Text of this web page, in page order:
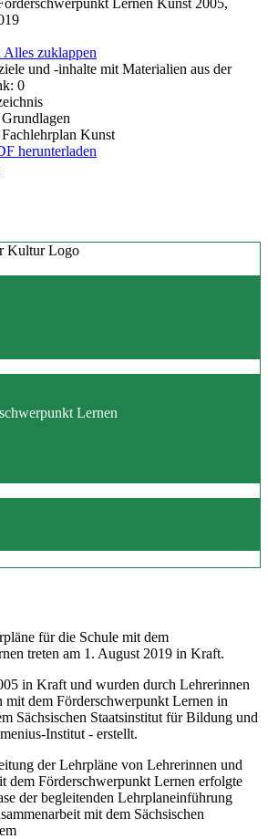
Lernen Kunst 2005,
Alles zuklappen
und -inhalte mit Materialien aus der
0
Kunst
herunterladen
Lernen
für die Schule mit dem
treten am 1. August 2019 in Kraft.
in Kraft und wurden durch Lehrerinnen
mit dem Förderschwerpunkt Lernen in
Sächsischen Staatsinstitut für Bildung und
Institut - erstellt.
der Lehrpläne von Lehrerinnen und
dem Förderschwerpunkt Lernen erfolgte
der begleitenden Lehrplaneinführung
mit dem Sächsischen